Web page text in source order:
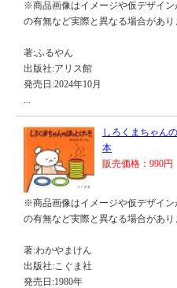
※商品画像はイメージや仮デザイ
の有無など実際と異なる場合があり
著:ふるやん
出版社:アリス館
発売日:2024年10月
...
しろくまちゃん
本
販売価格：990円
※商品画像はイメージや仮デザイ
の有無など実際と異なる場合があり
著:わかやまけん
出版社:こぐま社
発売日:1980年